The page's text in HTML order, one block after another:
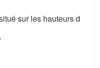
sur les hauteurs d